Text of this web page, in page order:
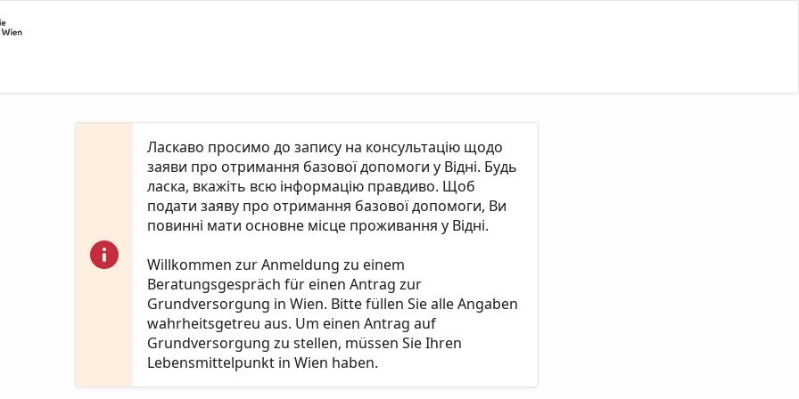
Ласкаво просимо до запису на консультацію щодо
заяви про отримання базової допомоги у Відні. Будь
ласка, вкажіть всю інформацію правдиво. Щоб
подати заяву про отримання базової допомоги, Ви
повинні мати основне місце проживання у Відні.
Willkommen zur Anmeldung zu einem
Beratungsgespräch für einen Antrag zur
Grundversorgung in Wien. Bitte füllen Sie alle Angaben
wahrheitsgetreu aus. Um einen Antrag auf
Grundversorgung zu stellen, müssen Sie Ihren
Lebensmittelpunkt in Wien haben.